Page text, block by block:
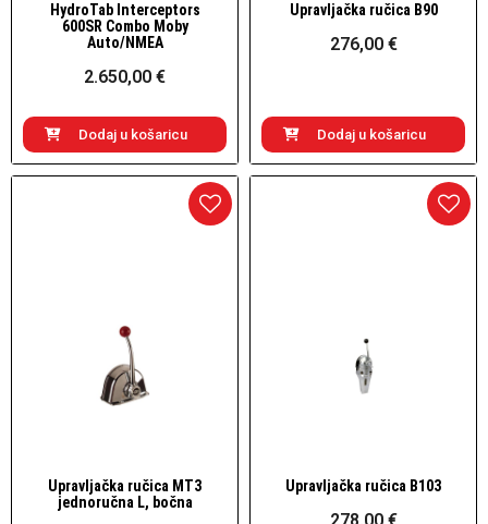
Brzi pogled
HydroTab Interceptors
600SR Combo Moby
Auto/NMEA
2.650,00 €
Dodaj u košaricu
Brzi pogled
Upravljačka ručica B90
276,00 €
Dodaj u košaricu
Brzi pogled
Upravljačka ručica MT3
jednoručna L, bočna
Brzi pogled
Upravljačka ručica B103